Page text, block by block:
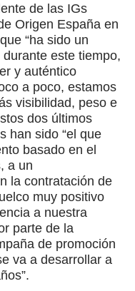
de las IGs
Origen España en
“ha sido un
este tiempo,
y auténtico
a poco, estamos
visibilidad, peso e
dos últimos
han sido “el que
basado en el
a un
la contratación de
muy positivo
a nuestra
parte de la
de promoción
va a desarrollar a